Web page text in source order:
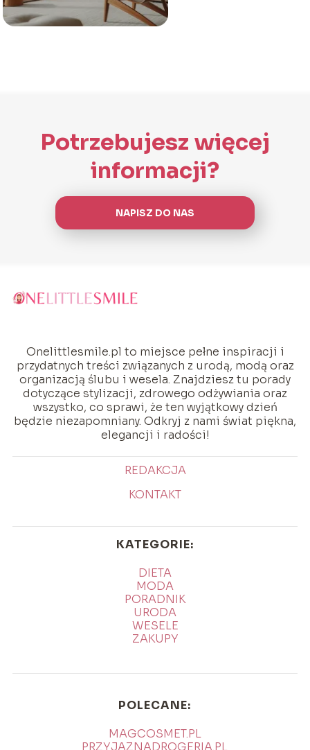
Potrzebujesz więcej
informacji?
NAPISZ DO NAS
Onelittlesmile.pl to miejsce pełne inspiracji i
przydatnych treści związanych z urodą, modą oraz
organizacją ślubu i wesela. Znajdziesz tu porady
dotyczące stylizacji, zdrowego odżywiania oraz
wszystko, co sprawi, że ten wyjątkowy dzień
będzie niezapomniany. Odkryj z nami świat piękna,
elegancji i radości!
REDAKCJA
KONTAKT
KATEGORIE:
DIETA
MODA
PORADNIK
URODA
WESELE
ZAKUPY
POLECANE:
MAGCOSMET.PL